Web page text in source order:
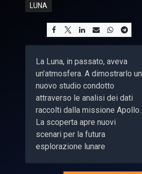
LUNA
La Luna, in passato, aveva
un’atmosfera. A dimostrarlo un
nuovo studio condotto
attraverso le analisi dei dati
raccolti dalla missione Apollo.
La scoperta apre nuovi
scenari per la futura
esplorazione lunare